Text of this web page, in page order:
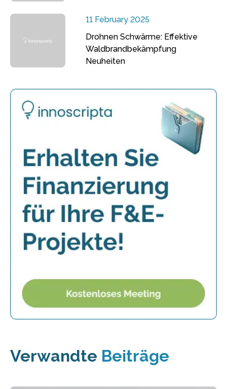
11 February 2025
Drohnen Schwärme: Effektive
Waldbrandbekämpfung
Neuheiten
Verwandte Beiträge